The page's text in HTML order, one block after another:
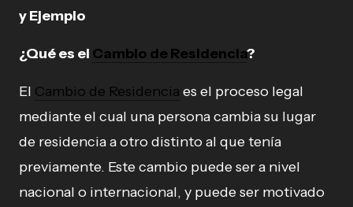
y Ejemplo
¿Qué es el Cambio de Residencia?
El Cambio de Residencia es el proceso legal
mediante el cual una persona cambia su lugar
de residencia a otro distinto al que tenía
previamente. Este cambio puede ser a nivel
nacional o internacional, y puede ser motivado